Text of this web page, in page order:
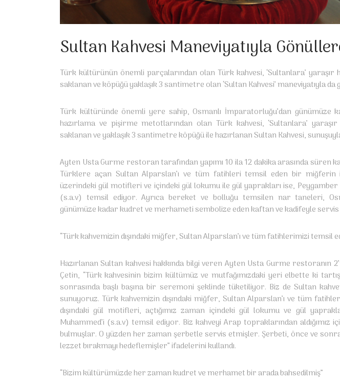
Sultan Kahvesi Maneviyatıyla
Türk kültürünün önemli parçalarından olan Türk kahvesi, ‘Sultanlara’ yaraşır
saklanan ve köpüğü yaklaşık 3 santimetre olan ‘Sultan Kahvesi’ maneviyatıyla
Türk kültüründe önemli yere sahip, Osmanlı İmparatorluğu’dan günümüze
hazırlama ve pişirme metotlarından olan Türk kahvesi, ‘Sultanlara’ yaraşır
saklanan ve yaklaşık 3 santimetre köpüğü ile hazırlanan Sultan Kahvesi,
Ayten Usta Gurme restoran tarafından yapımı 10 ila 12 dakika arasında süren
Türklere açan Sultan Alparslan’ı ve tüm fatihleri temsil eden bir
üzerindeki gül motifleri ve içindeki gül lokumu ile gül yaprakları ise, Peygamber
(s.a.v) temsil ediyor. Ayrıca bereket ve bolluğu temsilen nar taneleri,
günümüze kadar kudret ve merhameti sembolize eden kaftan ve kadifeyle
“Türk kahvemizin dışındaki miğfer, Sultan Alparslan’ı ve tüm fatihlerimizi temsil
Hazırlanan Sultan kahvesi hakkında bilgi veren Ayten Usta Gurme restoranın
Çetin, “Türk kahvesinin bizim kültümüz ve mutfağımızdaki yeri elbette ki
sonrasında başlı başına bir seremoni şeklinde tüketiliyor. Biz de Sultan
sunuyoruz. Türk kahvemizin dışındaki miğfer, Sultan Alparslan’ı ve tüm
dışındaki gül motifleri, açtığımız zaman içindeki gül lokumu ve gül
Muhammed’i (s.a.v) temsil ediyor. Biz kahveyi Arap topraklarından aldığımız
bulmuşlar. O yüzden her zaman şerbetle servis etmişler. Şerbeti, önce ve
lezzet bırakmayı hedeflemişler” ifadelerini kullandı.
“Bizim kültürümüzde her zaman kudret ve merhamet bir arada bahsedilmiş”